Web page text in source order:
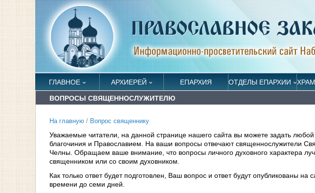
ГЛАВНОЕ АРХИЕРЕЙ ЕПАРХИЯ ОТДЕЛЫ ЕПАРХИИ
ВОПРОСЫ СВЯЩЕННОСЛУЖИТЕЛЮ
На главную / Вопрос священнику
Уважаемые читатели, на данной странице нашего сайта вы можете задать
благочиния и Православием. На ваши вопросы отвечают священнослужители
Челны. Обращаем ваше внимание, что вопросы личного духовного характера
священником или со своим духовником.
Как только ответ будет подготовлен, Ваш вопрос и ответ будут опубликованы на
времени до семи дней.